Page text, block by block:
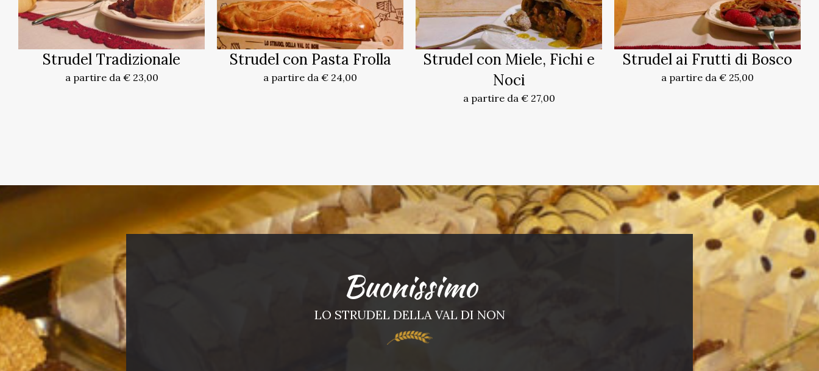
Strudel Tradizionale
a partire da € 23,00
Strudel con Pasta Frolla
a partire da € 24,00
Strudel con Miele, Fichi e
Noci
a partire da € 27,00
Strudel ai Frutti di Bosco
a partire da € 25,00
Buonissimo
LO STRUDEL DELLA VAL DI NON